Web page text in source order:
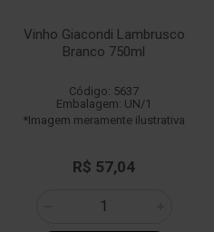
Vinho Giacondi Lambrusco
Branco 750ml
Código: 5637
Embalagem: UN/1
*Imagem meramente ilustrativa
R$ 57,04